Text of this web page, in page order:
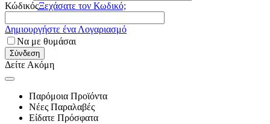
ΚώδικόςΞεχάσατε τον Κωδικό;
Δημιουργήστε ένα Λογαριασμό
Να με θυμάσαι
Σύνδεση
Δείτε Ακόμη
Παρόμοια Προϊόντα
Νέες Παραλαβές
Είδατε Πρόσφατα